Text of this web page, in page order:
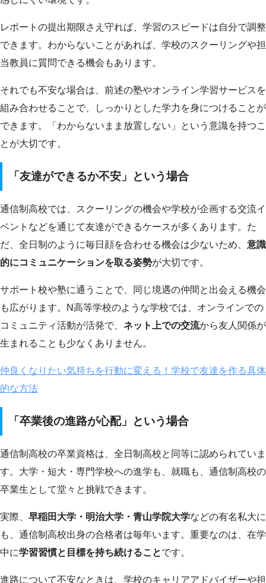
レポートの提出期限さえ守れば、学習のスピードは自分で調整
できます。わからないことがあれば、学校のスクーリングや担
当教員に質問できる機会もあります。
それでも不安な場合は、前述の塾やオンライン学習サービスを
組み合わせることで、しっかりとした学力を身につけることが
できます。「わからないまま放置しない」という意識を持つこ
とが大切です。
「友達ができるか不安」という場合
通信制高校では、スクーリングの機会や学校が企画する交流イ
ベントなどを通じて友達ができるケースが多くあります。た
だ、全日制のように毎日顔を合わせる機会は少ないため、 意識
的にコミュニケーションを取る姿勢が大切です。
サポート校や塾に通うことで、同じ境遇の仲間と出会える機会
も広がります。N高等学校のような学校では、オンラインでの
コミュニティ活動が活発で、 ネット上での交流から友人関係が
生まれることも少なくありません。
仲良くなりたい気持ちを行動に変える！学校で友達を作る具体
的な方法
「卒業後の進路が心配」という場合
通信制高校の卒業資格は、全日制高校と同等に認められていま
す。大学・短大・専門学校への進学も、就職も、通信制高校の
卒業生として堂々と挑戦できます。
実際、 早稲田大学・明治大学・青山学院大学などの有名私大に
も、通信制高校出身の合格者は毎年います。重要なのは、在学
中に学習習慣と目標を持ち続けることです。
進路について不安なときは、学校のキャリアアドバイザーや担